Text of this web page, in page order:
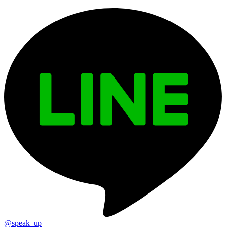
@speak_up